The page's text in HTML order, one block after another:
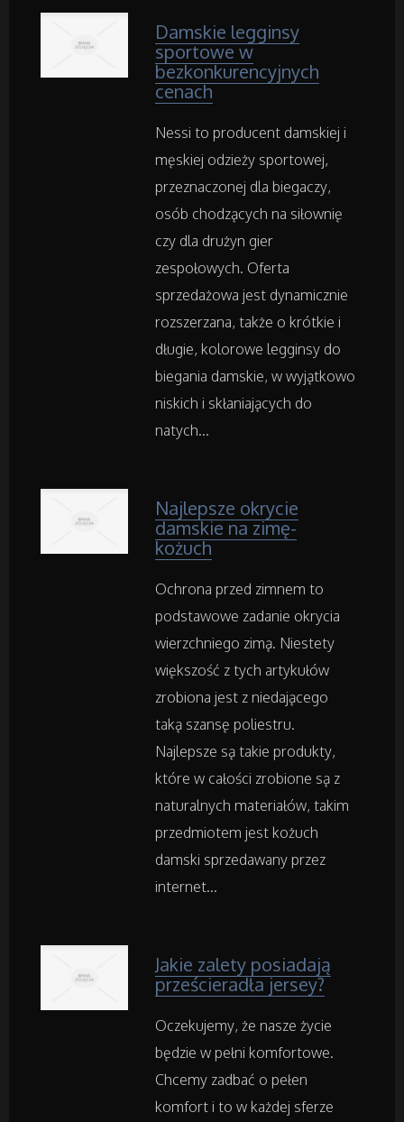
Inne Sklepy
Maszyny Specjalistyczne
Maszyny
Narzędzia
Przemysł Metalowy
Samochody
Transport
Części Samochodowe
Usługi Motoryzacyjne
Salony, Komisy
Materiały Promocyjne
Agencje Reklamowe
Materiały Reklamowe
Inne Agencje
Rekreacja
Zajęcia Sportowe i Rekreacyjne
Serwis
Informatyczne
Damskie legginsy
sportowe w
bezkonkurencyjnych
cenach
Nessi to producent damskiej i
męskiej odzieży sportowej,
przeznaczonej dla biegaczy,
osób chodzących na siłownię
czy dla drużyn gier
zespołowych. Oferta
sprzedażowa jest dynamicznie
rozszerzana, także o krótkie i
długie, kolorowe legginsy do
biegania damskie, w wyjątkowo
niskich i skłaniających do
natych...
Najlepsze okrycie
damskie na zimę-
kożuch
Ochrona przed zimnem to
podstawowe zadanie okrycia
wierzchniego zimą. Niestety
większość z tych artykułów
zrobiona jest z niedającego
taką szansę poliestru.
Najlepsze są takie produkty,
które w całości zrobione są z
naturalnych materiałów, takim
przedmiotem jest kożuch
damski sprzedawany przez
internet...
Jakie zalety posiadają
prześcieradła jersey?
Oczekujemy, że nasze życie
będzie w pełni komfortowe.
Chcemy zadbać o pełen
komfort i to w każdej sferze